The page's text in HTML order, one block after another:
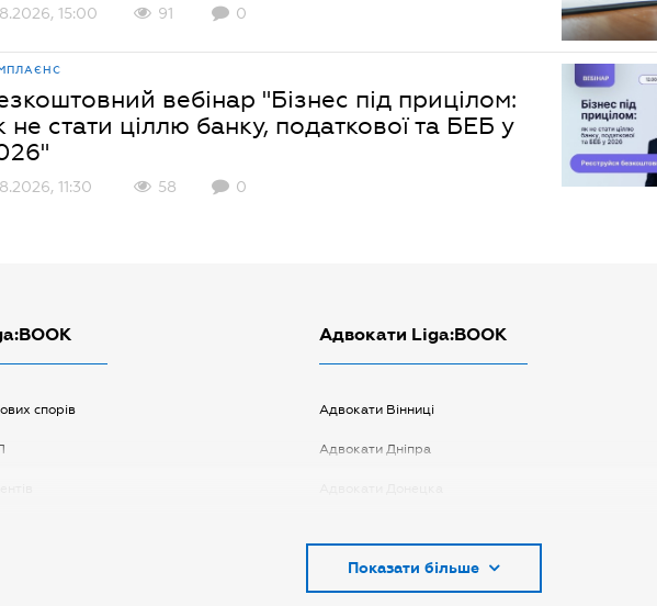
15:00 91 0
вебінар "Бізнес під прицілом:
не стати ціллю банку, податкової та БЕБ у
11:30 58 0
спорів
Адвокати Liga:BOOK
Адвокати Вінниці
Адвокати Дніпра
Адвокати Києва
Показати більше